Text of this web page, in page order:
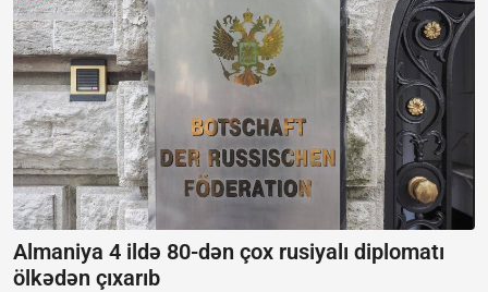
Almaniya 4 ildə 80-dən çox rusiyalı diplomatı
ölkədən çıxarıb